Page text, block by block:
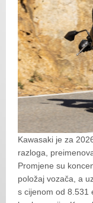
Kawasaki je za
razloga,
Promjene su
položaj vozača, a
s cijenom od 8.531